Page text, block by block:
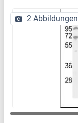
2 Abbildungen